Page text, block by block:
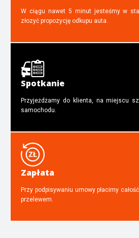
W ciągu nawet 5 minut jesteśmy w
złozyć propozycję odkupu auta.
Spotkanie
Przyjeżdżamy do klienta, na miejscu
samochodu.
Zapłata
Przy podpisywaniu umowy płacimy
przelewem.